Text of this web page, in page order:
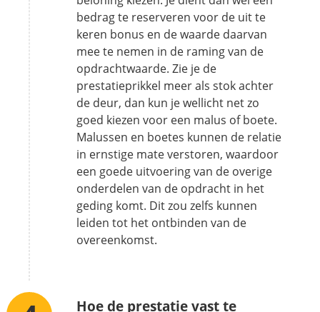
bedrag te reserveren voor de uit te
keren bonus en de waarde daarvan
mee te nemen in de raming van de
opdrachtwaarde. Zie je de
prestatieprikkel meer als stok achter
de deur, dan kun je wellicht net zo
goed kiezen voor een malus of boete.
Malussen en boetes kunnen de relatie
in ernstige mate verstoren, waardoor
een goede uitvoering van de overige
onderdelen van de opdracht in het
geding komt. Dit zou zelfs kunnen
leiden tot het ontbinden van de
overeenkomst.
Hoe de prestatie vast te